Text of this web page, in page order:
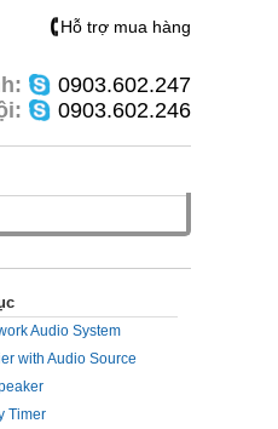
Hỗ trợ mua hàng
0903.602.247
0903.602.246
Audio System
with Audio Source
Timer